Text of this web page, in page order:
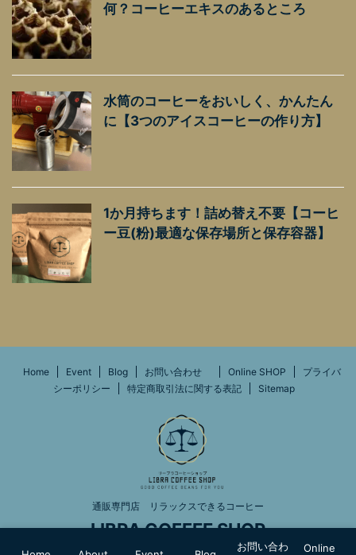
何？コーヒーエキスのあるところ
水筒のコーヒーをおいしく、かんたん
に【3つのアイスコーヒーの作り方】
1か月持ちます！詰め替え不要【コーヒ
ー豆(粉)最適な保存場所と保存容器】
Home Event Blog お問い合わせ Online SHOP
プライバ
シーポリシー
特定商取引法に関する表記 Sitemap
通販専門店 リラックスできるコーヒー
LIBRA COFFEE SHOP
お問い合わ
Online